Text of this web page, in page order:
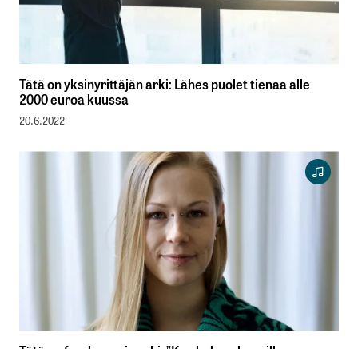
Tätä on yksinyrittäjän arki: Lähes puolet tienaa alle
2000 euroa kuussa
20.6.2022